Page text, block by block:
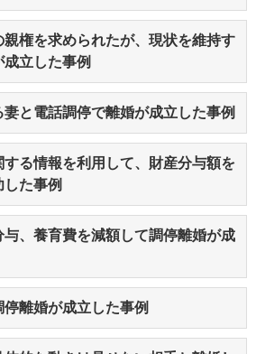
権を求められたが、現状を維持す
立した事例
と電話調停で離婚が成立した事例
る情報を利用して、財産分与額を
た事例
、養育費を減額して調停離婚が成
離婚が成立した事例